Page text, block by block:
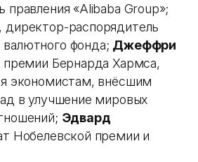
правления «Alibaba Group»;
, директор-распорядитель
фонда; Джеффри
премии Бернарда Хармса,
экономистам, внёсшим
в улучшение мировых
Эдвард
Нобелевской премии и